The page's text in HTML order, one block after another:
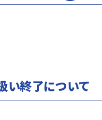
い終了について